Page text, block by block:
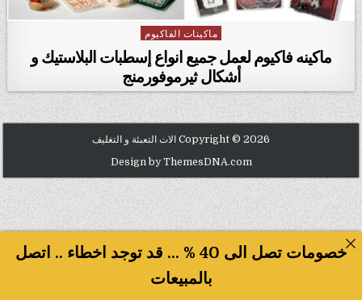
Posted in
ماكينات الفاكيوم
ماكينه فاكيوم لعمل جميع انواع إسطبات البلاستيك و
أشكال ثيرموفورمنج
Copyright © 2026 الات التعبئة و التغليف
Design by ThemesDNA.com
خصومات تصل الى 40 % ... قد توجد اخطاء .. اتصل
بالمبيعات